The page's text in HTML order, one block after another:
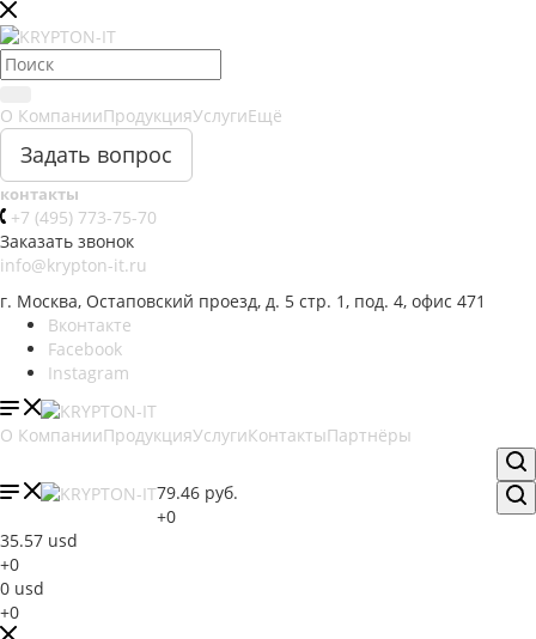
О КомпанииПродукцияУслугиЕщё
Задать вопрос
контакты
+7 (495) 773-75-70
Заказать звонок
info@krypton-it.ru
г. Москва, Остаповский проезд, д. 5 стр. 1, под. 4, офис 471
Вконтакте
Facebook
Instagram
О КомпанииПродукцияУслугиКонтактыПартнёры
79.46 руб.
+0
35.57 usd
+0
0 usd
+0